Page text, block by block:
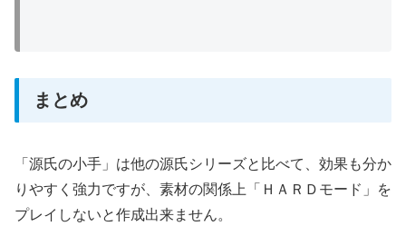
まとめ
「源氏の小手」は他の源氏シリーズと比べて、効果も分か
りやすく強力ですが、素材の関係上「ＨＡＲＤモード」を
プレイしないと作成出来ません。